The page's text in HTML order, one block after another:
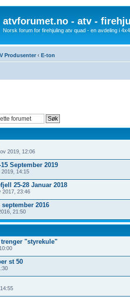
atvforumet.no - atv -
Norsk forum for firehjuling atv quad - en avdeling i
Produsenter ‹ E-ton
2019, 12:06
September 2019
2019, 14:15
25-28 Januar 2018
2017, 23:46
2016
21:50
trenger "styrekule"
st 50